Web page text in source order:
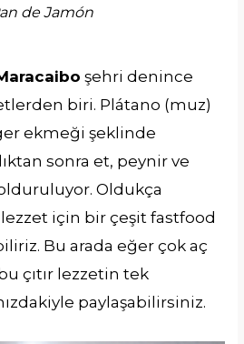
de Jamón
şehri denince
biri. Plátano (muz)
ekmeği şeklinde
sonra et, peynir ve
Oldukça
için bir çeşit fastfood
Bu arada eğer çok aç
çıtır lezzetin tek
paylaşabilirsiniz.